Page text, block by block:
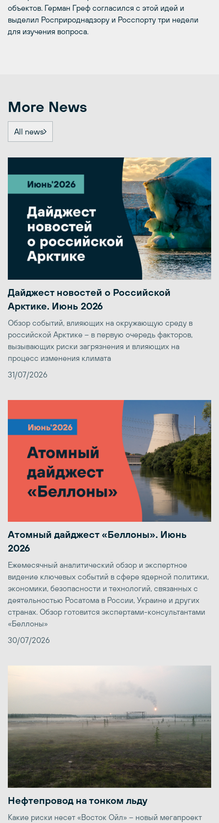
объектов. Герман Греф согласился с этой идей и
выделил Росприроднадзору и Росспорту три недели
для изучения вопроса.
More News
All news
Дайджест новостей о Российской
Арктике. Июнь 2026
Обзор событий, влияющих на окружающую среду в
российской Арктике – в первую очередь факторов,
вызывающих риски загрязнения и влияющих на
процесс изменения климата
31/07/2026
Атомный дайджест «Беллоны». Июнь
2026
Ежемесячный аналитический обзор и экспертное
видение ключевых событий в сфере ядерной политики,
экономики, безопасности и технологий, связанных с
деятельностью Росатома в России, Украине и других
странах. Обзор готовится экспертами-консультантами
«Беллоны»
30/07/2026
Нефтепровод на тонком льду
Какие риски несет «Восток Ойл» – новый мегапроект